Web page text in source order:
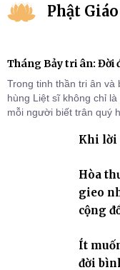
Phật
Tháng Bảy tri ân: Đời
Trong tinh thần tri ân và
hùng Liệt sĩ không chỉ
mỗi người biết trân quý
Khi lời
Hòa
gieo
cộng
Ít
đời